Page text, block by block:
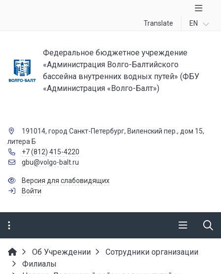
Translate EN
Федеральное бюджетное учреждение
«Администрация Волго-Балтийского
бассейна внутренних водных путей» (ФБУ
«Администрация «Волго-Балт»)
191014, город Санкт-Петербург, Виленский пер., дом 15,
литера Б
+7 (812) 415-4220
gbu@volgo-balt.ru
Версия для слабовидящих
Войти
Об Учреждении
Сотрудники организации
Филиалы